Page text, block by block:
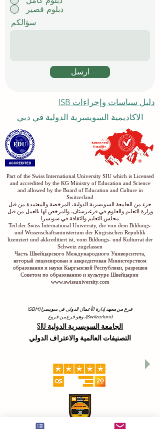
دبلوم قصير
سؤالكم
ارسل
دليل سياسات وإجراءات ISB
الاكاديمية السويسرية الدولية في دبي
Part of the Swiss International University SIU which is Licensed
and accredited by the KG Ministry of Education and Science
and allowed by the Board of Education and Culture in
Switzerland
جزء من الجامعة السويسرية الدولية، المرخصة والمعتمدة من قبل
وزارة التعليم والعلوم في قرغيزستان، والمرخص لها بالعمل من قبل
مجلس التعليم والثقافة في سويسرا
Teil der Swiss International University, die von dem Bildungs-
und Wissenschaftsministerium der Kirgisischen Republik
lizenziert und akkreditiert ist, vom Bildungs- und Kulturrat der
Schweiz zugelassen
Часть Швейцарского Международного Университета,
который лицензирован и аккредитован Министерством
образования и науки Кыргызской Республики, разрешен
Советом по образованию и культуре Швейцарии
www.swissuniversity.com
فرع من معهد إدارة الأعمال الدولي في سويسرا (ISBM
Switzerland)، وهو فرع من فروع
الجامعة السويسرية الدولية SIU
التصنيفات العالمية والاعتراف الدولي